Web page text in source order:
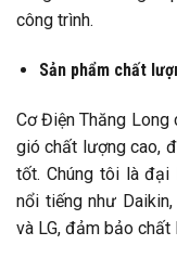
công trình.
Sản phẩm chất
Cơ Điện Thăng Long
gió chất lượng cao,
tốt. Chúng tôi là đại
nổi tiếng như
và LG, đảm bảo